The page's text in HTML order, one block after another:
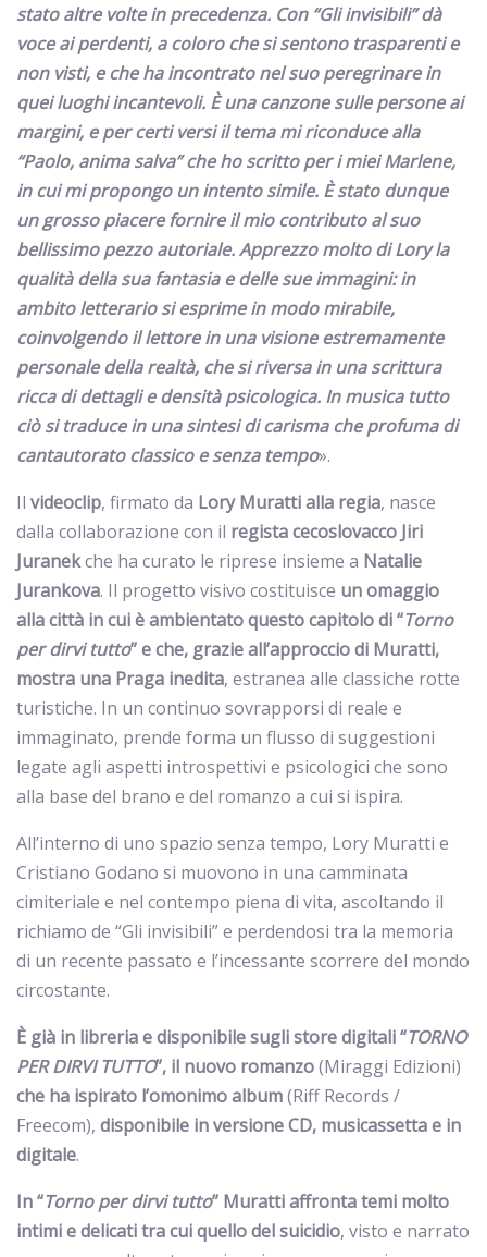
stato altre volte in precedenza. Con “Gli invisibili” dà
voce ai perdenti, a coloro che si sentono trasparenti e
non visti, e che ha incontrato nel suo peregrinare in
quei luoghi incantevoli. È una canzone sulle persone ai
margini, e per certi versi il tema mi riconduce alla
“Paolo, anima salva” che ho scritto per i miei Marlene,
in cui mi propongo un intento simile. È stato dunque
un grosso piacere fornire il mio contributo al suo
bellissimo pezzo autoriale. Apprezzo molto di Lory la
qualità della sua fantasia e delle sue immagini: in
ambito letterario si esprime in modo mirabile,
coinvolgendo il lettore in una visione estremamente
personale della realtà, che si riversa in una scrittura
ricca di dettagli e densità psicologica. In musica tutto
ciò si traduce in una sintesi di carisma che profuma di
cantautorato classico e senza tempo».
Il videoclip, firmato da Lory Muratti alla regia, nasce
dalla collaborazione con il regista cecoslovacco Jiri
Juranekche ha curato le riprese insieme a Natalie
Jurankova. Il progetto visivo costituisce un omaggio
alla città in cui è ambientato questo capitolo di “Torno
per dirvi tutto” e che, grazie all’approccio di Muratti,
mostra una Praga inedita, estranea alle classiche rotte
turistiche. In un continuo sovrapporsi di reale e
immaginato, prende forma un flusso di suggestioni
legate agli aspetti introspettivi e psicologici che sono
alla base del brano e del romanzo a cui si ispira.
All’interno di uno spazio senza tempo, Lory Muratti e
Cristiano Godano si muovono in una camminata
cimiteriale e nel contempo piena di vita, ascoltando il
richiamo de “Gli invisibili” e perdendosi tra la memoria
di un recente passato e l’incessante scorrere del mondo
circostante.
È già in libreria e disponibile sugli store digitali“TORNO
PER DIRVI TUTTO”, il nuovo romanzo(Miraggi Edizioni)
che ha ispirato l’omonimo album(Riff Records /
Freecom), disponibile in versione CD, musicassetta e in
digitale.
In “Torno per dirvi tutto” Muratti affronta temi molto
intimi e delicati tra cui quello del suicidio, visto e narrato